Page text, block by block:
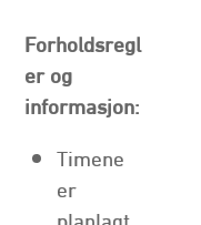
Forholdsregl
er og
informasjon:
Timene
er
planlagt